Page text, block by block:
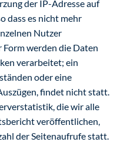
der IP-Adresse auf
dass es nicht mehr
Nutzer
werden die Daten
verarbeitet; ein
oder eine
findet nicht statt.
die wir alle
veröffentlichen,
der Seitenaufrufe statt.